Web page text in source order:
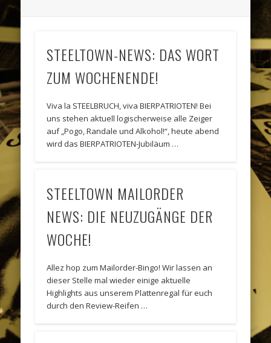
STEELTOWN-NEWS: DAS WORT
ZUM WOCHENENDE!
Viva la STEELBRUCH, viva BIERPATRIOTEN! Bei
uns stehen aktuell logischerweise alle Zeiger
auf „Pogo, Randale und Alkohol!“, heute abend
wird das BIERPATRIOTEN-Jubiläum …
STEELTOWN MAILORDER
NEWS: DIE NEUZUGÄNGE DER
WOCHE!
Allez hop zum Mailorder-Bingo! Wir lassen an
dieser Stelle mal wieder einige aktuelle
Highlights aus unserem Plattenregal für euch
durch den Review-Reifen …